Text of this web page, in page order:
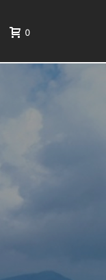
0